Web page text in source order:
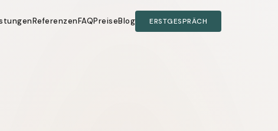
ReferenzenFAQPreiseBlog ERSTGESPRÄCH